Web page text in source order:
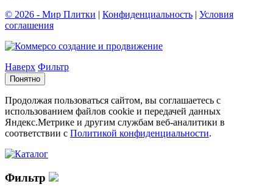
© 2026 - Мир Плитки | Конфиденциальность | Условия
соглашения
cоздание и продвижение
Наверх Фильтр
Понятно
Продолжая пользоваться сайтом, вы соглашаетесь с
использованием файлов cookie и передачей данных
Яндекс.Метрике и другим службам веб-аналитики в
соответствии с Политикой конфиденциальности.
Фильтр